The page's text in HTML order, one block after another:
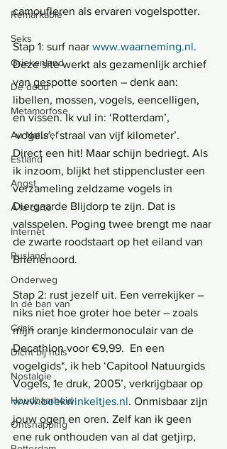
Remarkable
Seks
Griekenland
De dood
Metamorfose
Au Naturel
Estland
Angst
Á la carte
Internet
Rusland
Onderweg
In de ban van
Crisis
Dicht bij huis
Nostalgie
Houdbaarheid
Ontsnapping
camoufleren als ervaren vogelspotter.
Stap 1: surf naar www.waarneming.nl.
Deze site werkt als gezamenlijk archief
van gespotte soorten – denk aan:
libellen, mossen, vogels, eencelligen,
en vissen. Ik vul in: ‘Rotterdam’,
‘vogels’, ‘straal van vijf kilometer’.
Direct een hit! Maar schijn bedriegt. Als
ik inzoom, blijkt het stippencluster een
verzameling zeldzame vogels in
Diergaarde Blijdorp te zijn. Dat is
valsspelen. Poging twee brengt me naar
de zwarte roodstaart op het eiland van
Brienenoord.
Stap 2: rust jezelf uit. Een verrekijker –
niks niet hoe groter hoe beter – zoals
mijn oranje kindermonoculair van de
Decathlon voor €9,99.  En een
vogelgids*, ik heb ‘Capitool Natuurgids
Vogels, 1e druk, 2005’, verkrijgbaar op
www.boekwinkeltjes.nl. Onmisbaar zijn
jouw ogen en oren. Zelf kan ik geen
ene ruk onthouden van al dat getjirp,